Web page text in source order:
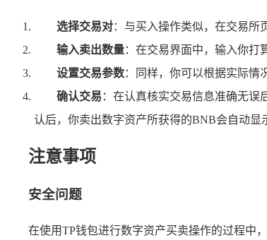
选择交易对：与买入操作类似，在交易所
输入卖出数量：在交易界面中，输入你打
设置交易参数：同样，你可以根据实际情
确认交易 ：在认真核实交易信息准确无误
认后，你卖出数字资产所获得的BNB会自动显
注意事项
安全问题
在使用TP钱包进行数字资产买卖操作的过程中